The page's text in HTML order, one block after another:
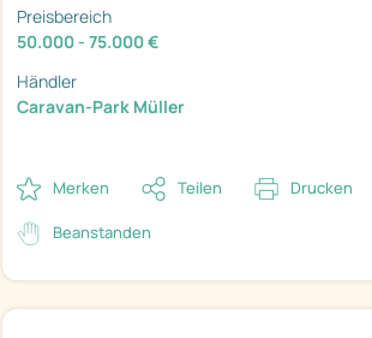
Preisbereich
50.000 - 75.000 €
Händler
Caravan-Park Müller
Merken Teilen Drucken
Beanstanden